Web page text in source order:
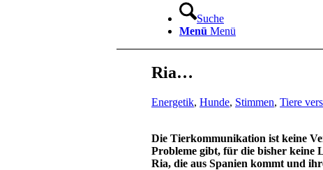
Suche
Menü Menü
Ria…
Energetik, Hunde, Stimmen, Tiere
Die Tierkommunikation ist keine
Probleme gibt, für die bisher keine
Ria, die aus Spanien kommt und